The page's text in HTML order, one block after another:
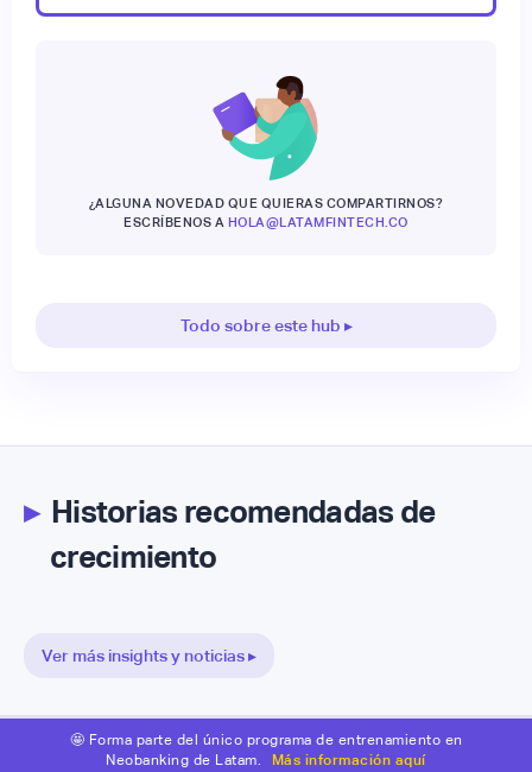
¿ALGUNA NOVEDAD QUE QUIERAS COMPARTIRNOS?
ESCRÍBENOS A HOLA@LATAMFINTECH.CO
Todo sobre este hub ▸
▸Historias recomendadas de
crecimiento
Ver más insights y noticias ▸
🤩 Forma parte del único programa de entrenamiento en
Neobanking de Latam.
Más información aquí